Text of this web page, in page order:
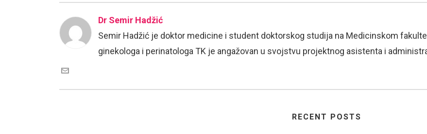
Dr Semir Hadžić
Semir Hadžić je doktor medicine i student doktorskog studija na Medicinskom
ginekologa i perinatologa TK je angažovan u svojstvu projektnog asistenta i
RECENT POSTS